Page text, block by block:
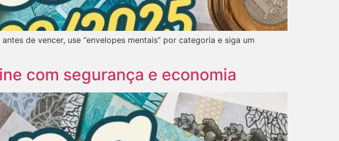
de vencer, use “envelopes mentais” por categoria e siga um
com segurança e economia